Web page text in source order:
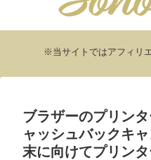
※当サイトではアフィリ
ブラザーのプリン
ャッシュバックキ
末に向けてプリン